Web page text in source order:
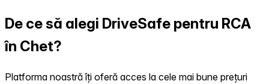
De ce să alegi DriveSafe pentru RCA
în Chet?
Platforma noastră îți oferă acces la cele mai bune prețuri